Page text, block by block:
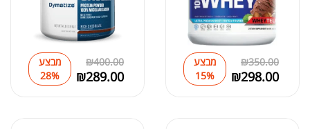
מומיו | שילג'יט 330.00
189.00
₪350.00
₪298.00
מבצע
15%
₪400.00
₪289.00
מבצע
28%